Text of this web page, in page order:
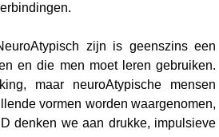
zijn is geenszins een
en die men moet leren gebruiken.
maar neuroAtypische mensen
vormen worden waargenomen,
denken we aan drukke, impulsieve